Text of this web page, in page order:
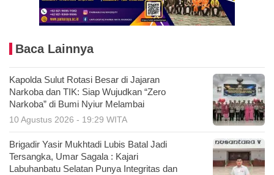
Baca Lainnya
Kapolda Sulut Rotasi Besar di Jajaran
Narkoba dan TIK: Siap Wujudkan “Zero
Narkoba” di Bumi Nyiur Melambai
10 Agustus 2026 - 19:29 WITA
Brigadir Yasir Mukhtadi Lubis Batal Jadi
Tersangka, Umar Sagala : Kajari
Labuhanbatu Selatan Punya Integritas dan